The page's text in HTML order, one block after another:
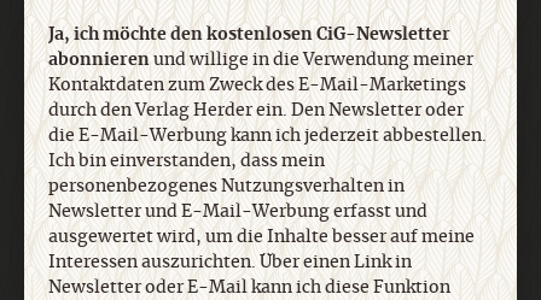
Newsletter und E-Mail-Werbung erfasst und
ausgewertet wird, um die Inhalte besser auf meine
Interessen auszurichten. Über einen Link in
Newsletter oder E-Mail kann ich diese Funktion
jederzeit ausschalten. Weiterführende
Informationen finden Sie in unseren
Datenschutzhinweisen.
E-Mail
Ja, ich möchte den kostenlosen CiG-Newsletter
abonnierenund willige in die Verwendung meiner
Kontaktdaten zum Zweck des E-Mail-Marketings
durch den Verlag Herder ein. Den Newsletter oder
die E-Mail-Werbung kann ich jederzeit abbestellen.
Ich bin einverstanden, dass mein
personenbezogenes Nutzungsverhalten in
Newsletter und E-Mail-Werbung erfasst und
ausgewertet wird, um die Inhalte besser auf meine
Interessen auszurichten. Über einen Link in
Newsletter oder E-Mail kann ich diese Funktion